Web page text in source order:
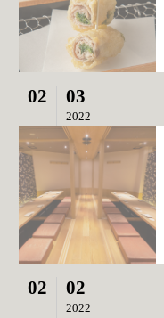
02 03
2022
02 02
2022